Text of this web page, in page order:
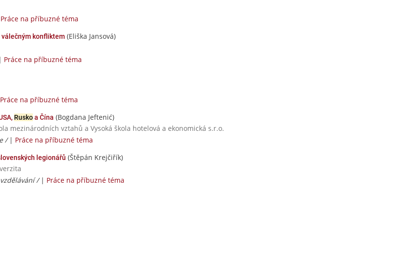
Práce na příbuzné téma
konfliktem (Eliška Jansová)
| Práce na příbuzné téma
Práce na příbuzné téma
Ruskoa Čína (Bogdana Jeftenić)
mezinárodních vztahů a Vysoká škola hotelová a ekonomická s.r.o.
/ | Práce na příbuzné téma
legionářů (Štěpán Krejčiřík)
/ | Práce na příbuzné téma